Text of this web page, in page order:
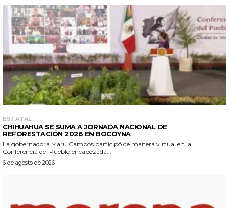
ESTATAL
CHIHUAHUA SE SUMA A JORNADA NACIONAL DE
REFORESTACIÓN 2026 EN BOCOYNA
La gobernadora Maru Campos participó de manera virtual en la
Conferencia del Pueblo encabezada...
6 de agosto de 2026